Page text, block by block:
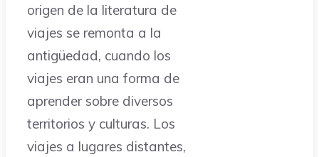
origen de la literatura de
viajes se remonta a la
antigüedad, cuando los
viajes eran una forma de
aprender sobre diversos
territorios y culturas. Los
viajes a lugares distantes,